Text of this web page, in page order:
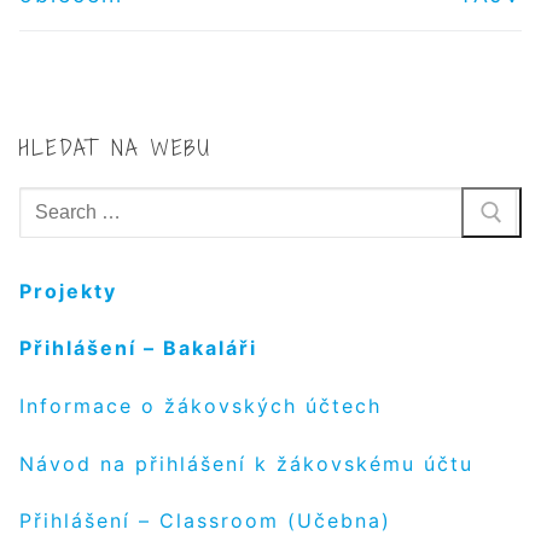
HLEDAT NA WEBU
Hledat:
Projekty
Přihlášení – Bakaláři
Informace o žákovských účtech
Návod na přihlášení k žákovskému účtu
Přihlášení – Classroom (Učebna)